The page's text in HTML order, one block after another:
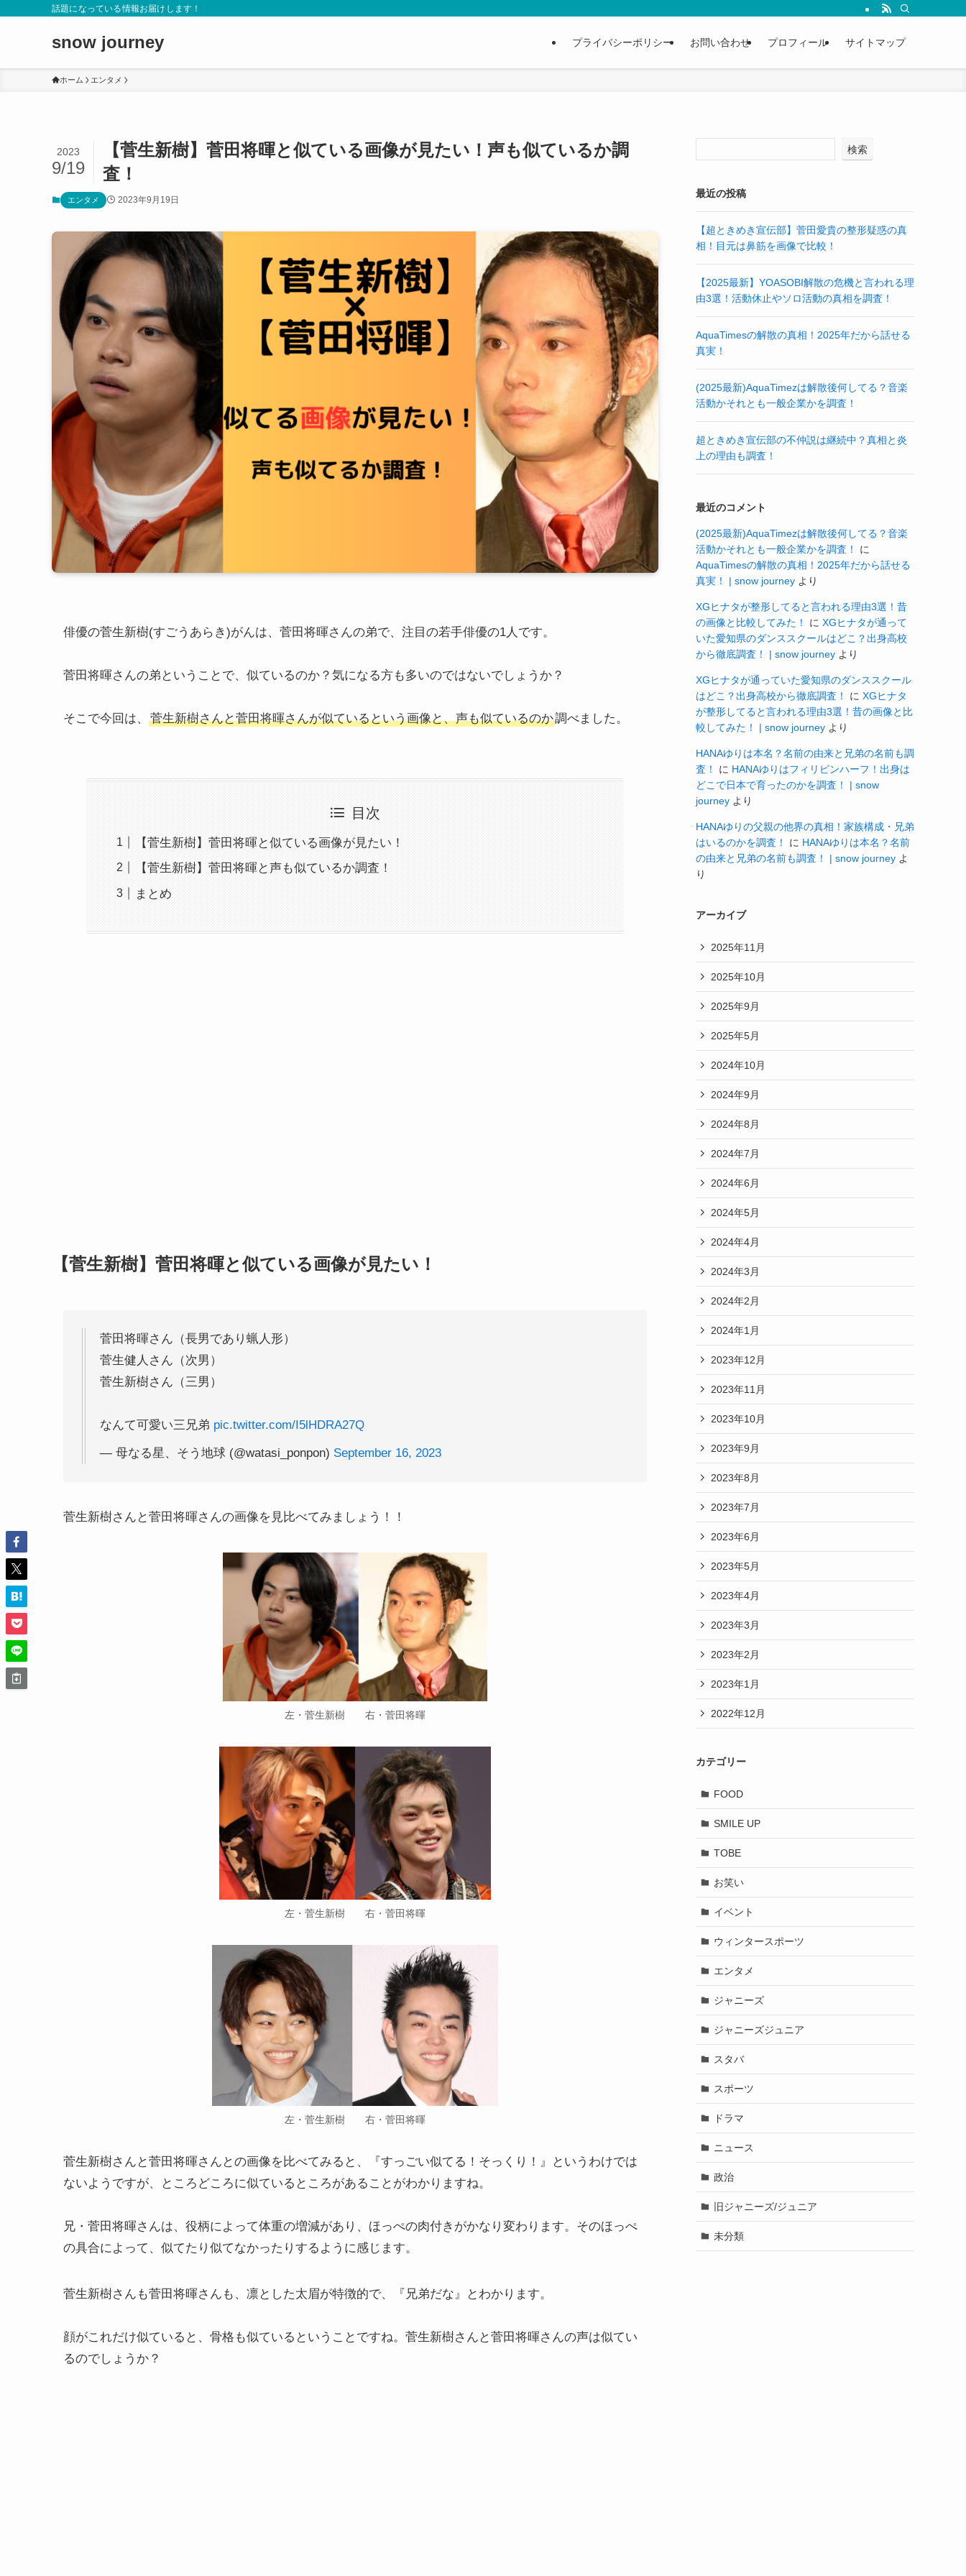
話題になっている情報お届けします！
snow journey プライバシーポリシー お問い合わせ プロフィール サイトマップ
ホーム エンタメ
【菅生新樹】菅田将暉と似ている画像が見たい！声も似ているか調
査！
2023
9/19
エンタメ 2023年9月19日
俳優の菅生新樹(すごうあらき)がんは、菅田将暉さんの弟で、注目の若手俳優の1人です。
菅田将暉さんの弟ということで、似ているのか？気になる方も多いのではないでしょうか？
そこで今回は、 菅生新樹さんと菅田将暉さんが似ているという画像と、声も似ているのか調べました。
目次
【菅生新樹】菅田将暉と似ている画像が見たい！
【菅生新樹】菅田将暉と声も似ているか調査！
まとめ
【菅生新樹】菅田将暉と似ている画像が見たい！
菅田将暉さん（長男であり蝋人形）
菅生健人さん（次男）
菅生新樹さん（三男）
なんて可愛い三兄弟 pic.twitter.com/I5lHDRA27Q
— 母なる星、そう地球 (@watasi_ponpon) September 16, 2023
菅生新樹さんと菅田将暉さんの画像を見比べてみましょう！！
左・菅生新樹 右・菅田将暉
左・菅生新樹 右・菅田将暉
左・菅生新樹 右・菅田将暉
菅生新樹さんと菅田将暉さんとの画像を比べてみると、『すっごい似てる！そっくり！』というわけでは
ないようですが、ところどころに似ているところがあることがわかりますね。
兄・菅田将暉さんは、役柄によって体重の増減があり、ほっぺの肉付きがかなり変わります。そのほっぺ
の具合によって、似てたり似てなかったりするように感じます。
菅生新樹さんも菅田将暉さんも、凛とした太眉が特徴的で、『兄弟だな』とわかります。
顔がこれだけ似ていると、骨格も似ているということですね。菅生新樹さんと菅田将暉さんの声は似てい
るのでしょうか？
検索
最近の投稿
【超ときめき宣伝部】菅田愛貴の整形疑惑の真
相！目元は鼻筋を画像で比較！
【2025最新】YOASOBI解散の危機と言われる理
由3選！活動休止やソロ活動の真相を調査！
AquaTimesの解散の真相！2025年だから話せる
真実！
(2025最新)AquaTimezは解散後何してる？音楽
活動かそれとも一般企業かを調査！
超ときめき宣伝部の不仲説は継続中？真相と炎
上の理由も調査！
最近のコメント
(2025最新)AquaTimezは解散後何してる？音楽
活動かそれとも一般企業かを調査！
に
AquaTimesの解散の真相！2025年だから話せる
真実！ | snow journey より
XGヒナタが整形してると言われる理由3選！昔
の画像と比較してみた！
に XGヒナタが通って
いた愛知県のダンススクールはどこ？出身高校
から徹底調査！ | snow journey より
XGヒナタが通っていた愛知県のダンススクール
はどこ？出身高校から徹底調査！
に XGヒナタ
が整形してると言われる理由3選！昔の画像と比
較してみた！ | snow journey より
HANAゆりは本名？名前の由来と兄弟の名前も調
査！
に HANAゆりはフィリピンハーフ！出身は
どこで日本で育ったのかを調査！ | snow
journey より
HANAゆりの父親の他界の真相！家族構成・兄弟
はいるのかを調査！
に HANAゆりは本名？名前
の由来と兄弟の名前も調査！ | snow journey よ
り
アーカイブ
2025年11月
2025年10月
2025年9月
2025年5月
2024年10月
2024年9月
2024年8月
2024年7月
2024年6月
2024年5月
2024年4月
2024年3月
2024年2月
2024年1月
2023年12月
2023年11月
2023年10月
2023年9月
2023年8月
2023年7月
2023年6月
2023年5月
2023年4月
2023年3月
2023年2月
2023年1月
2022年12月
カテゴリー
FOOD
SMILE UP
TOBE
お笑い
イベント
ウィンタースポーツ
エンタメ
ジャニーズ
ジャニーズジュニア
スタバ
スポーツ
ドラマ
ニュース
政治
旧ジャニーズ/ジュニア
未分類